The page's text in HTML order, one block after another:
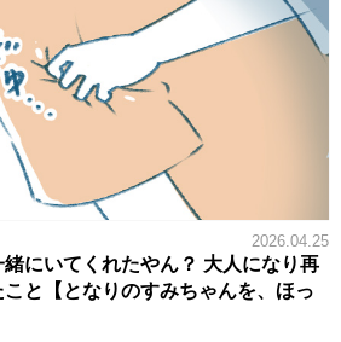
2026.04.25
にいてくれたやん？ 大人になり再
と【となりのすみちゃんを、ほっ